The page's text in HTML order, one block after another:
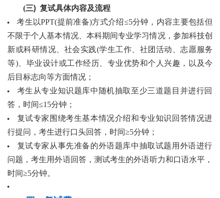
(三) 复试具体内容及流程
考生 以PPT(提前准备)方式介绍≤5分钟， 内容主要包括但
不限于个人基本情况、本科期间专业学习情况， 参加科技创
新或科研情况、 社会实践(学生工作、社团活动、志愿服务
等)、毕业设计或工作经历、 专业优势和个人 兴趣 ， 以及今
后目标志向等方面情况 ；
考生 从专业知识题库中随机抽取至少三道题目 并进行回
答 ，时间≤15分钟；
复试专家围绕考生基本情况介绍和专业知识 回答情况进
行提问 ，考生进行口头回答 ，时间≥5分钟；
复试专家 从事先准备的外语题库中抽取试题 用 外语进行
问题，考生用外语回答， 测试考生的外语听力和口语水平 ，
时间≥5分钟。